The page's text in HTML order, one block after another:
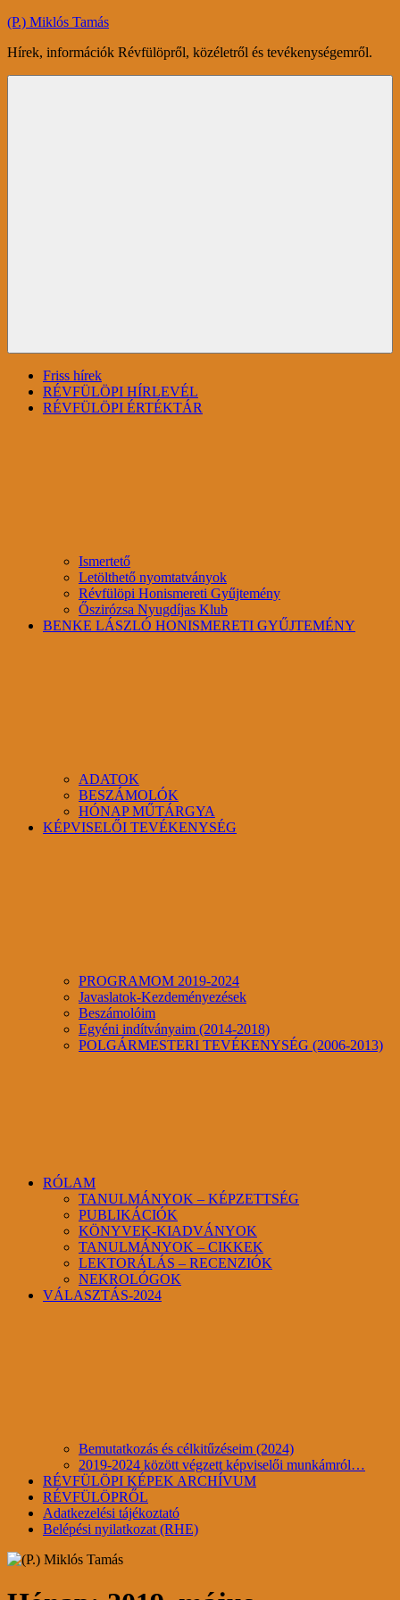
Skip
content
(P.) Miklós Tamás
Hírek, információk Révfülöpről, közéletről és tevékenységemről.
Friss hírek
RÉVFÜLÖPI HÍRLEVÉL
RÉVFÜLÖPI ÉRTÉKTÁR
Ismertető
Letölthető nyomtatványok
Révfülöpi Honismereti Gyűjtemény
Őszirózsa Nyugdíjas Klub
BENKE LÁSZLÓ HONISMERETI GYŰJTEMÉNY
ADATOK
BESZÁMOLÓK
HÓNAP MŰTÁRGYA
KÉPVISELŐI TEVÉKENYSÉG
PROGRAMOM 2019-2024
Javaslatok-Kezdeményezések
Beszámolóim
Egyéni indítványaim (2014-2018)
POLGÁRMESTERI TEVÉKENYSÉG (2006-2013)
RÓLAM
TANULMÁNYOK – KÉPZETTSÉG
PUBLIKÁCIÓK
KÖNYVEK-KIADVÁNYOK
TANULMÁNYOK – CIKKEK
LEKTORÁLÁS – RECENZIÓK
NEKROLÓGOK
VÁLASZTÁS-2024
Bemutatkozás és célkitűzéseim (2024)
2019-2024 között végzett képviselői munkámról…
RÉVFÜLÖPI KÉPEK ARCHÍVUM
RÉVFÜLÖPRŐL
Adatkezelési tájékoztató
Belépési nyilatkozat (RHE)